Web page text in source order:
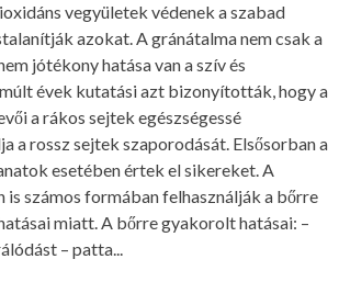
vegyületek védenek a szabad
azokat. A gránátalma nem csak a
jótékony hatása van a szív és
évek kutatási azt bizonyították, hogy a
a rákos sejtek egészségessé
a rossz sejtek szaporodását. Elsősorban a
esetében értek el sikereket. A
számos formában felhasználják a bőrre
miatt. A bőrre gyakorolt hatásai: –
– patta...